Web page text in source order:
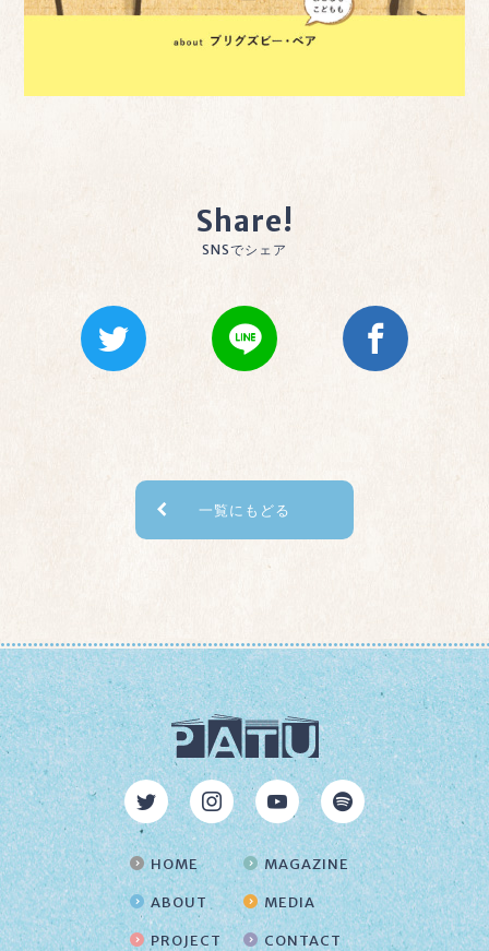
Share!
SNSでシェア
一覧にもどる
HOME
ABOUT
PROJECT
MAGAZINE
MEDIA
CONTACT